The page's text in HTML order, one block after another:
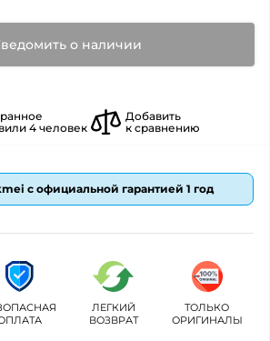
о наличии
4человек
Добавить
к сравнению
с официальной гарантией 1 год
ЛЕГКИЙ
ВОЗВРАТ
ТОЛЬКО
ОРИГИНАЛЫ